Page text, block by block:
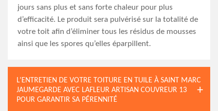
jours sans plus et sans forte chaleur pour plus
d’efficacité. Le produit sera pulvérisé sur la totalité de
votre toit afin d’éliminer tous les résidus de mousses
ainsi que les spores qu’elles éparpillent.
L’ENTRETIEN DE VOTRE TOITURE EN TUILE À SAINT MARC
JAUMEGARDE AVEC LAFLEUR ARTISAN COUVREUR 13
POUR GARANTIR SA PÉRENNITÉ